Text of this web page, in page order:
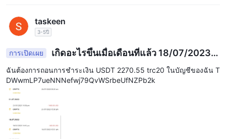
ดัชนี สินค้าโภคภัณฑ์ และสกุลเงินดิจิทัล
ถาม: แพลตฟอร์มการซื้อขายใดบ้างที่สามารถใช้ได้กับ CAPMOREFX
ก: CAPMOREFX นำเสนอแพลตฟอร์ม metatrader 4 ยอดนิยมแก่
ลูกค้า โดยมีทั้งเวอร์ชันเดสก์ท็อปและมือถือ
ถาม: ค่าธรรมเนียมและค่าคอมมิชชั่นสำหรับการซื้อขายคืออะไร
CAPMOREFX ?
ก: CAPMOREFX เสนอสเปรดและค่าคอมมิชชั่นที่แข่งขันได้สำหรับ
การซื้อขายกับพวกเขา พวกเขายังไม่เรียกเก็บค่าธรรมเนียมการฝาก
หรือถอนเงิน
taskeen
3-5ปี
การเปิดเผย
เกิดอะไรขึ้นเมื่อเดือนที่แล้ว 18/07/2023 ใ
ฉันต้องการถอนการชำระเงิน USDT 2270.55 trc20 ในบัญชีของฉัน T
DWwmLP7ueNNNefwj79QvWSrbeUfNZPb2k